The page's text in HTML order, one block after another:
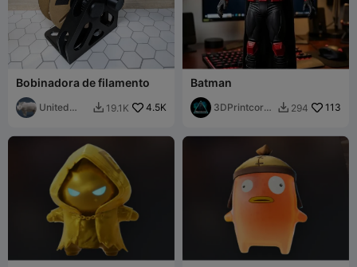
Bobinadora de filamento
United
 19.1K 4.5K
Batman
3DPrintcorne
 294 113